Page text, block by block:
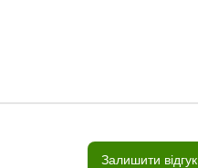
Залишити відгук